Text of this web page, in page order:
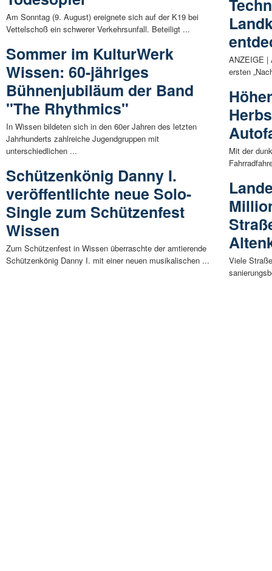
Am Sonntag (9. August) ereignete sich auf der K19 bei
Vettelschoß ein schwerer Verkehrsunfall. Beteiligt ...
Sommer im KulturWerk
Wissen: 60-jähriges
Bühnenjubiläum der Band
"The Rhythmics"
In Wissen bildeten sich in den 60er Jahren des letzten
Jahrhunderts zahlreiche Jugendgruppen mit
unterschiedlichen ...
Schützenkönig Danny I.
veröffentlichte neue Solo-
Single zum Schützenfest
Wissen
Zum Schützenfest in Wissen überraschte der amtierende
Schützenkönig Danny I. mit einer neuen musikalischen ...
ANZEIGE |
ersten
Mit der
Viele